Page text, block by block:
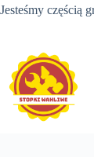
Przejdź
Jesteśmy częścią